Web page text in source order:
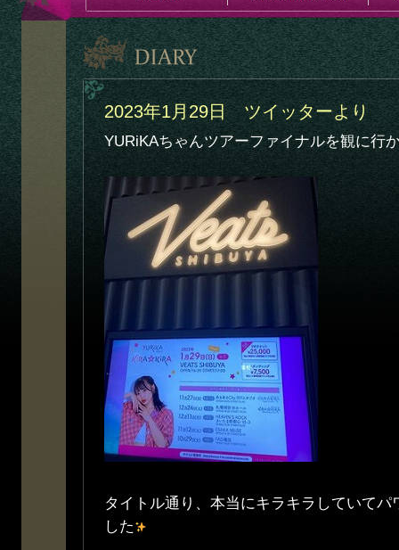
2023年1月29日 ツイッターより
YURiKAちゃんツアーファイナルを観に行
タイトル通り、本当にキラキラしていて
した